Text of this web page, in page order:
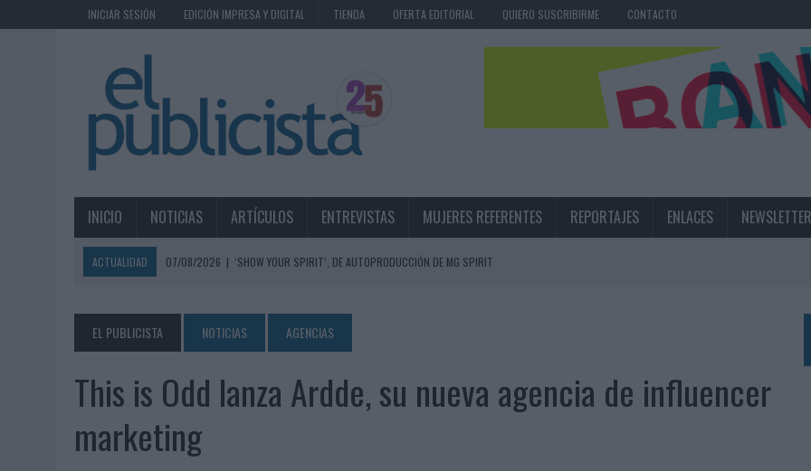
INICIAR SESIÓN EDICIÓN IMPRESA Y DIGITAL TIENDA OFERTA EDITORIAL QUIERO SUSCRIBIRME CONTACTO
INICIO NOTICIAS ARTÍCULOS ENTREVISTAS MUJERES REFERENTES REPORTAJES ENLACES NEWSLETTER
ACTUALIDAD 07/08/2026 | ‘SHOW YOUR SPIRIT’, DE AUTOPRODUCCIÓN DE MG SPIRIT
07/08/2026 | MG SPIRIT RELANZA SU MARCA CON UNA ESTRATEGIA 360º CENTRADA EN EL ORIGEN BARCELONÉS
07/08/2026
PATRÓN CONVIERTE EL NUEVO SINGLE DE ARÓN PIPER EN UNA EXPERIENCIA DE MARCA EN IBIZA
07/08/2026
EL VERANO PONE A PRUEBA LA ESTRATEGIA DIGITAL DE LAS MARCAS
07/08/2026
VUELING CONVIERTE LOS RECUERDOS EN SOUVENIRS CON IA
EL PUBLICISTA NOTICIAS AGENCIAS
This is Odd lanza Ardde, su nueva agencia de influencer
marketing